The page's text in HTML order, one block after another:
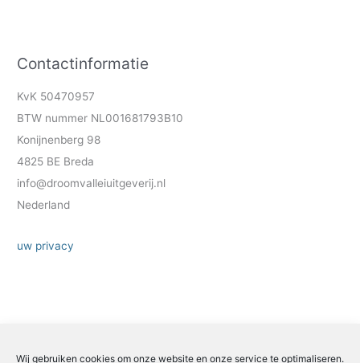
Wij gebruiken cookies om onze website en onze service te optimaliseren.
Contactinformatie
KvK 50470957
BTW nummer NL001681793B10
Konijnenberg 98
4825 BE Breda
info@droomvalleiuitgeverij.nl
Nederland
uw privacy